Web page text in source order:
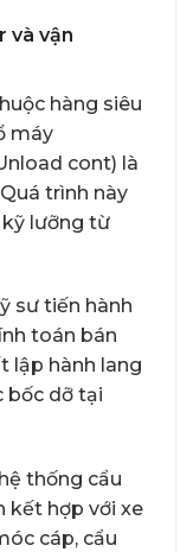
và vận
hàng siêu
máy
cont) là
trình này
lưỡng từ
sư tiến hành
toán bán
lập hành lang
bốc dỡ tại
thống cẩu
kết hợp với xe
cáp, cẩu